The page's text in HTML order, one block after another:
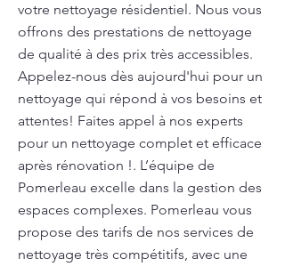
votre nettoyage résidentiel. Nous vous
offrons des prestations de nettoyage
de qualité à des prix très accessibles.
Appelez-nous dès aujourd'hui pour un
nettoyage qui répond à vos besoins et
attentes! Faites appel à nos experts
pour un nettoyage complet et efficace
après rénovation !. L’équipe de
Pomerleau excelle dans la gestion des
espaces complexes. Pomerleau vous
propose des tarifs de nos services de
nettoyage très compétitifs, avec une